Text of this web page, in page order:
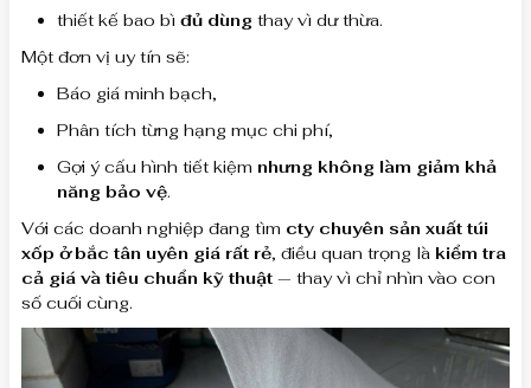
thiết kế bao bì đủ dùng thay vì dư thừa.
Một đơn vị uy tín sẽ:
Báo giá minh bạch,
Phân tích từng hạng mục chi phí,
Gợi ý cấu hình tiết kiệm nhưng không làm giảm khả
năng bảo vệ.
Với các doanh nghiệp đang tìm cty chuyên sản xuất túi
xốp ở bắc tân uyên giá rất rẻ, điều quan trọng là kiểm tra
cả giá và tiêu chuẩn kỹ thuật — thay vì chỉ nhìn vào con
số cuối cùng.